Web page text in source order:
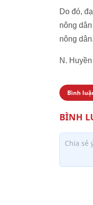
Do đó,
nông
nông dân.
N. Huyền
Bình